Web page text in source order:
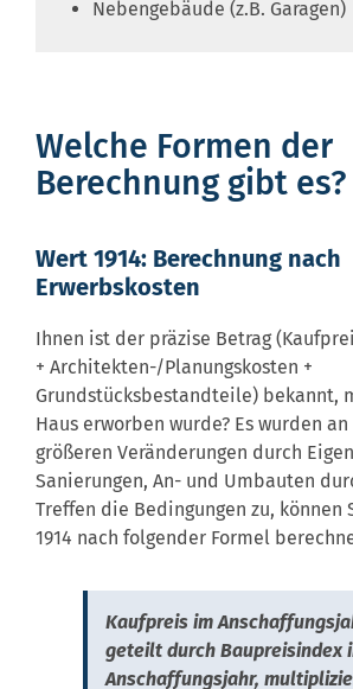
Nebengebäude (z.B. Garagen)
Welche Formen der
Berechnung gibt es?
Wert 1914: Berechnung nach
Erwerbskosten
Ihnen ist der präzise Betrag
+ Architekten-/Planungskosten +
Grundstücksbestandteile) bekannt,
Haus erworben wurde? Es wurden
größeren Veränderungen durch
Sanierungen, An- und Umbauten
Treffen die Bedingungen zu, können
1914 nach folgender Formel
Kaufpreis im
geteilt durch Baupreisindex
Anschaffungsjahr,